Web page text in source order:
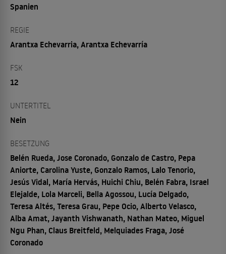
Spanien
REGIE
Arantxa Echevarria, Arantxa Echevarría
FSK
12
UNTERTITEL
Nein
BESETZUNG
Belén Rueda, Jose Coronado, Gonzalo de Castro, Pepa
Aniorte, Carolina Yuste, Gonzalo Ramos, Lalo Tenorio,
Jesús Vidal, María Hervás, Huichi Chiu, Belén Fabra, Israel
Elejalde, Lola Marceli, Bella Agossou, Lucía Delgado,
Teresa Altés, Teresa Grau, Pepe Ocio, Alberto Velasco,
Alba Amat, Jayanth Vishwanath, Nathan Mateo, Miguel
Ngu Phan, Claus Breitfeld, Melquiades Fraga, José
Coronado